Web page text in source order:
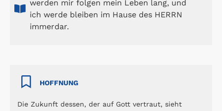
werden mir folgen mein Leben lang, und
ich werde bleiben im Hause des HERRN
immerdar.
HOFFNUNG
Die Zukunft dessen, der auf Gott vertraut, sieht